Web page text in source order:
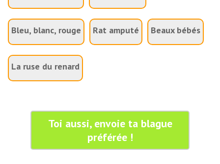
Bleu, blanc, rouge Rat amputé Beaux bébés
La ruse du renard
Toi aussi, envoie ta blague
préférée !